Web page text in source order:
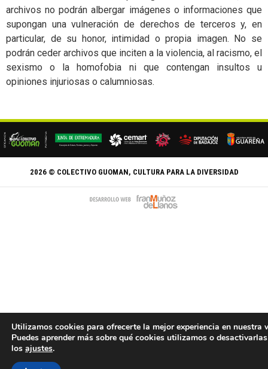
archivos no podrán albergar imágenes o informaciones que
supongan una vulneración de derechos de terceros y, en
particular, de su honor, intimidad o propia imagen. No se
podrán ceder archivos que inciten a la violencia, al racismo, el
sexismo o la homofobia ni que contengan insultos u
opiniones injuriosas o calumniosas.
2026 © COLECTIVO GUOMAN, CULTURA PARA LA DIVERSIDAD
Utilizamos cookies para ofrecerte la mejor experiencia en nuestra
Puedes aprender más sobre qué cookies utilizamos o
los ajustes.